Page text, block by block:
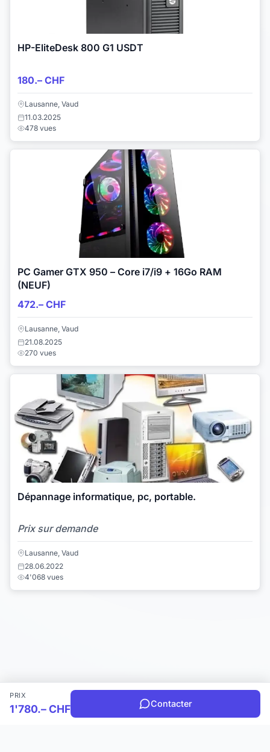
HP-EliteDesk 800 G1 USDT
180.– CHF
Lausanne, Vaud
11.03.2025
478 vues
PC Gamer GTX 950 – Core i7/i9 + 16Go RAM
(NEUF)
472.– CHF
Lausanne, Vaud
21.08.2025
270 vues
Dépannage informatique, pc, portable.
Prix sur demande
Lausanne, Vaud
28.06.2022
4'068 vues
PRIX
1'780.– CHF Contacter